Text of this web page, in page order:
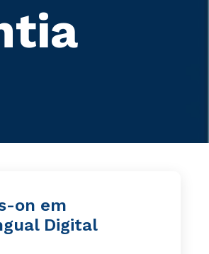
on em
Digital